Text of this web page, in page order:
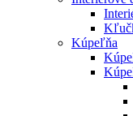
Kúpeľňa